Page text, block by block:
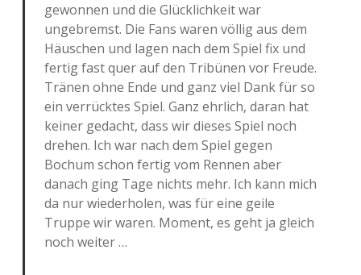
gewonnen und die Glücklichkeit war
ungebremst. Die Fans waren völlig aus dem
Häuschen und lagen nach dem Spiel fix und
fertig fast quer auf den Tribünen vor Freude.
Tränen ohne Ende und ganz viel Dank für so
ein verrücktes Spiel. Ganz ehrlich, daran hat
keiner gedacht, dass wir dieses Spiel noch
drehen. Ich war nach dem Spiel gegen
Bochum schon fertig vom Rennen aber
danach ging Tage nichts mehr. Ich kann mich
da nur wiederholen, was für eine geile
Truppe wir waren. Moment, es geht ja gleich
noch weiter …